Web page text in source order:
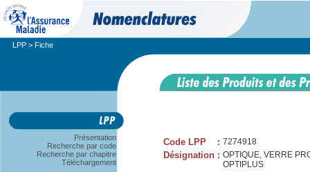
LPP > Fiche
Présentation
Recherche par code
Recherche par chapitre
Téléchargement
Code LPP : 7274918
Désignation : OPTIQUE, VERRE
OPTIPLUS